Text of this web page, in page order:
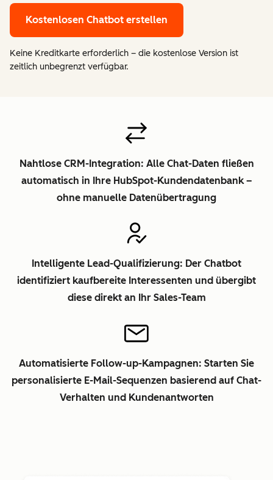
Kostenlosen Chatbot erstellen
Keine Kreditkarte erforderlich – die kostenlose Version ist
zeitlich unbegrenzt verfügbar.
Nahtlose CRM-Integration: Alle Chat-Daten fließen
automatisch in Ihre HubSpot-Kundendatenbank –
ohne manuelle Datenübertragung
Intelligente Lead-Qualifizierung: Der Chatbot
identifiziert kaufbereite Interessenten und übergibt
diese direkt an Ihr Sales-Team
Automatisierte Follow-up-Kampagnen: Starten Sie
personalisierte E-Mail-Sequenzen basierend auf Chat-
Verhalten und Kundenantworten